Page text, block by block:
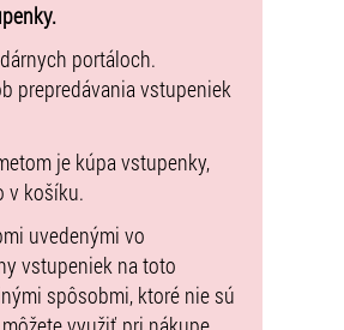
2 osoby.
teplých bohatých bufetov,
portáloch.
prepredávania vstupeniek
je kúpa vstupenky,
v košíku.
uvedenými vo
vstupeniek na toto
spôsobmi, ktoré nie sú